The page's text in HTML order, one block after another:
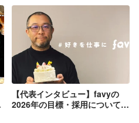
【代表インタビュー】favyの
2026年の目標・採用について。